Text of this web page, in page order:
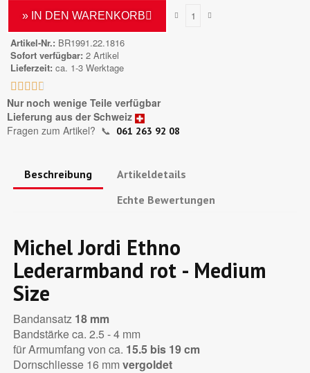
» IN DEN WARENKORB
Artikel-Nr. BR1991.22.1816
Sofort verfügbar 2 Artikel
Lieferzeit ca. 1-3 Werktage
    
Nur noch wenige Teile verfügbar
Lieferung aus der Schweiz
Fragen zum Artikel? 📞 061 263 92 08
Beschreibung
Artikeldetails
Echte Bewertungen
Michel Jordi Ethno
Lederarmband rot - Medium
Size
Bandansatz 18 mm
Bandstärke ca. 2.5 - 4 mm
für Armumfang von ca. 15.5 bis 19 cm
Dornschliesse 16 mm vergoldet